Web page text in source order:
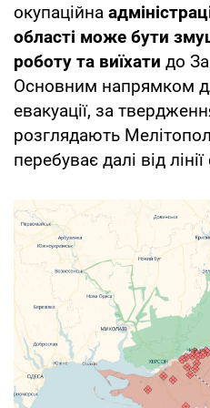
окупаційна
області може бути
роботу та виїхати до
Основним напрямком
евакуації, за
розглядають
перебуває далі від